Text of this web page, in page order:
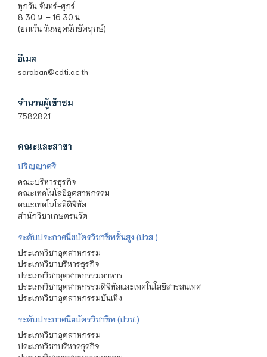
ทุกวัน จันทร์-ศุกร์
8.30 น. – 16.30 น.
(ยกเว้น วันหยุดนักขัตฤกษ์)
อีเมล
saraban@cdti.ac.th
จำนวนผู้เข้าชม
7582821
คณะและสาขา
ปริญญาตรี
คณะบริหารธุรกิจ
คณะเทคโนโลยีอุตสาหกรรม
คณะเทคโนโลยีดิจิทัล
สำนักวิชาเกษตรนวัต
ระดับประกาศนียบัตรวิชาชีพชั้นสูง (ปวส.)
ประเภทวิชาอุตสาหกรรม
ประเภทวิชาบริหารธุรกิจ
ประเภทวิชาอุตสาหกรรมอาหาร
ประเภทวิชาอุตสาหกรรมดิจิทัลและเทคโนโลยีสารสนเทศ
ประเภทวิชาอุตสาหกรรมบันเทิง
ระดับประกาศนียบัตรวิชาชีพ (ปวช.)
ประเภทวิชาอุตสาหกรรม
ประเภทวิชาบริหารธุรกิจ